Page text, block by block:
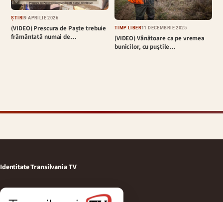
ȘTIRI9 APRILIE 2026
(VIDEO) Prescura de Paște trebuie
frământată numai de…
TIMP LIBER11 DECEMBRIE 2025
(VIDEO) Vânătoare ca pe vremea
bunicilor, cu puștile…
Identitate Transilvania TV